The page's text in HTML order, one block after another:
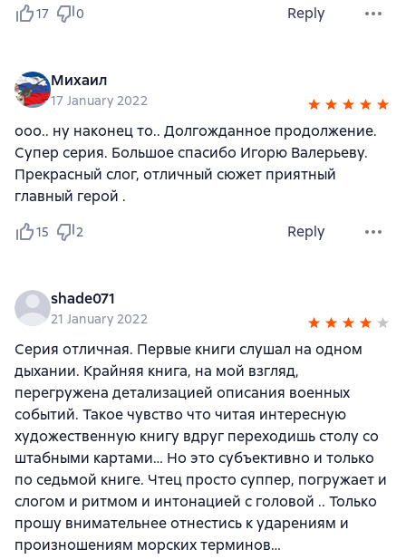
17 0 Reply
Михаил
17 January 2022
ооо.. ну наконец то.. Долгожданное продолжение.
Супер серия. Большое спасибо Игорю Валерьеву.
Прекрасный слог, отличный сюжет приятный
главный герой .
15 2 Reply
shade071
21 January 2022
Серия отличная. Первые книги слушал на одном
дыхании. Крайняя книга, на мой взгляд,
перегружена детализацией описания военных
событий. Такое чувство что читая интересную
художественную книгу вдруг переходишь столу со
штабными картами… Но это субъективно и только
по седьмой книге. Чтец просто суппер, погружает и
слогом и ритмом и интонацией с головой .. Только
прошу внимательнее отнестись к ударениям и
произношениям морских терминов…